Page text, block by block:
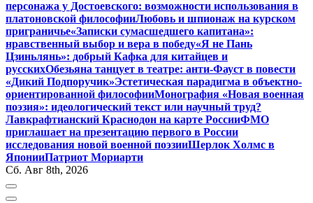
персонажа у Достоевского: возможности использования в
платоновской философииЛюбовь и шпионаж на курском
приграничье«Записки сумасшедшего капитана»:
нравственный выбор и вера в победу«Я не Пань
Цзиньлянь»: добрый Кафка для китайцев и
русскихОбезьяна танцует в театре: анти-Фауст в повести
«Дикий Подпоручик»Эстетическая парадигма в объектно-
ориентированной философииМонография «Новая военная
поэзия»: идеологический текст или научный труд?
Лавкрафтианский Краснодон на карте РоссииФМО
приглашает на презентацию первого в России
исследования новой военной поэзииШерлок Холмс в
ЯпонииПатриот Мориарти
Сб. Авг 8th, 2026